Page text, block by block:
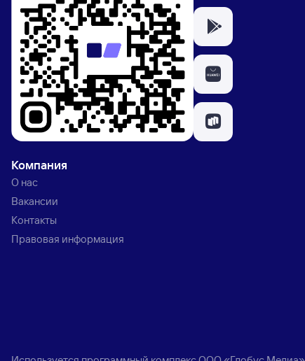
Компания
О нас
Вакансии
Контакты
Правовая информация